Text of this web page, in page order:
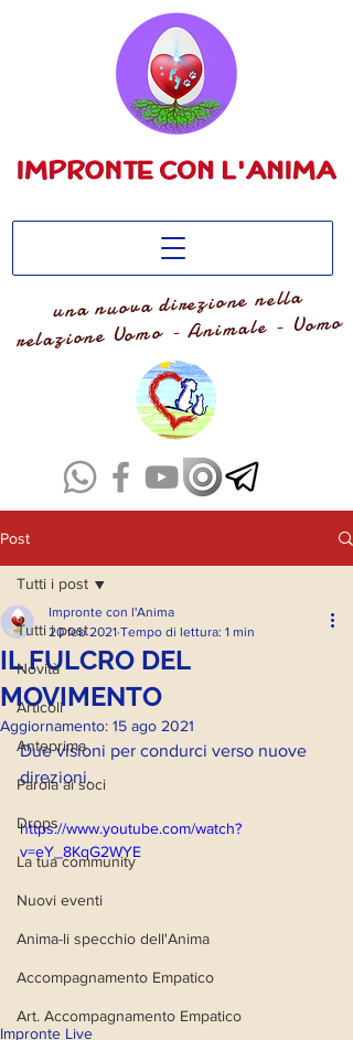
una nuova direzione nella
relazione Uomo - Animale - Uomo
Post
Tutti i post
Novità
Articoli
Anteprima
Parola ai soci
Drops
La tua community
Nuovi eventi
Anima-li specchio dell'Anima
Accompagnamento Empatico
Art. Accompagnamento Empatico
Tutti i post
IL FULCRO DEL
MOVIMENTO
Impronte con l'Anima
20 feb 2021 Tempo di lettura: 1 min
Aggiornamento: 15 ago 2021
Due visioni per condurci verso nuove
direzioni.
https://www.youtube.com/watch?
v=eY_8KqG2WYE
Impronte Live